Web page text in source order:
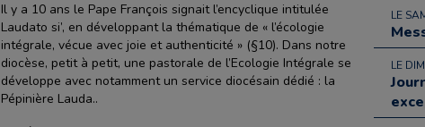
Il y a 10 ans le Pape François signait l’encyclique intitulée
Laudato si’, en développant la thématique de « l’écologie
intégrale, vécue avec joie et authenticité » (§10). Dans notre
diocèse, petit à petit, une pastorale de l’Ecologie Intégrale se
développe avec notamment un service diocésain dédié : la
Pépinière Lauda..
LE
LE